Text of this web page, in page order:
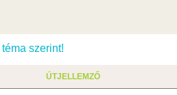
szerint!
ÚTJELLEMZŐ